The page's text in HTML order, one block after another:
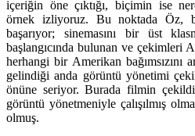
içeriğin öne çıktığı, biçimin ise
örnek izliyoruz. Bu noktada Öz,
başarıyor; sinemasını bir üst
başlangıcında bulunan ve çekimleri
herhangi bir Amerikan bağımsızını
gelindiği anda görüntü yönetimi
önüne seriyor. Burada filmin
görüntü yönetmeniyle çalışılmış
olmuş.